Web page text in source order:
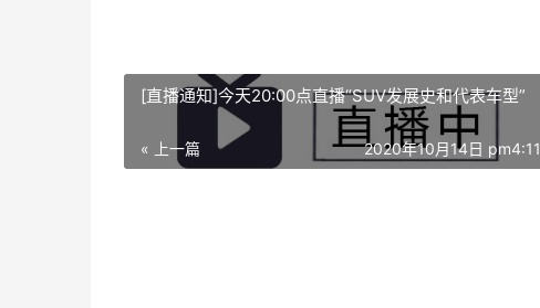
[直播通知]今天20:00点直播“SUV发展史和代表车型”
« 上一篇 2020年10月14日 pm4:11